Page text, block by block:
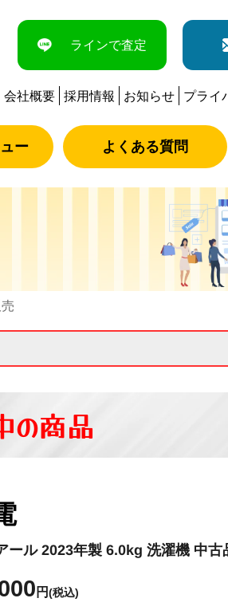
ラインで査定
会社概要 採用情報 お知らせ プライ
ー よくある質問
の商品
ール 2023年製 6.0kg 洗濯機 中古
円(税込)